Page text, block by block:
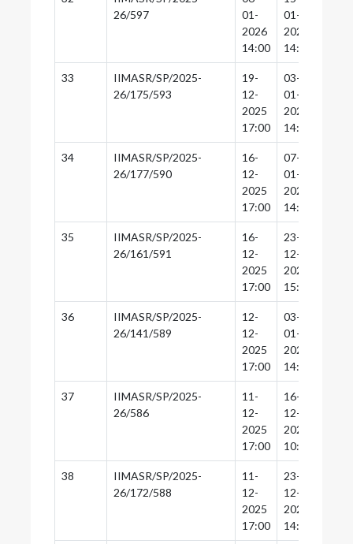
26/597
01-
2026
14:00
01-
2026
14:30
33
IIMASR/SP/2025-
26/175/593
19-
12-
2025
17:00
03-
01-
2026
14:30
34
IIMASR/SP/2025-
26/177/590
16-
12-
2025
17:00
07-
01-
2026
14:30
35
IIMASR/SP/2025-
26/161/591
16-
12-
2025
17:00
23-
12-
2025
15:30
36
IIMASR/SP/2025-
26/141/589
12-
12-
2025
17:00
03-
01-
2026
14:30
37
IIMASR/SP/2025-
26/586
11-
12-
2025
17:00
16-
12-
2025
10:30
38
IIMASR/SP/2025-
26/172/588
11-
12-
2025
17:00
23-
12-
2025
14:30